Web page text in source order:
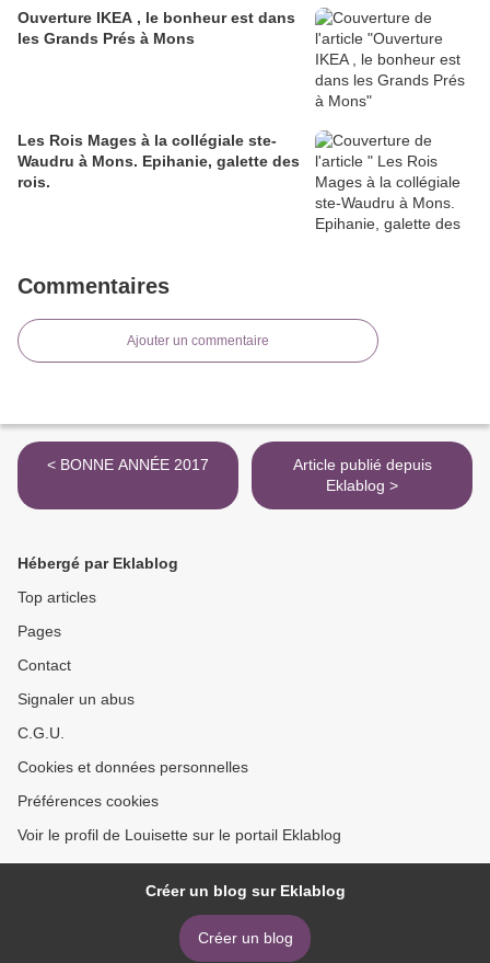
Ouverture IKEA , le bonheur est dans
les Grands Prés à Mons
Les Rois Mages à la collégiale ste-
Waudru à Mons. Epihanie, galette des
rois.
Commentaires
Ajouter un commentaire
< BONNE ANNÉE 2017
Article publié depuis
Eklablog >
Hébergé par Eklablog
Top articles
Pages
Contact
Signaler un abus
C.G.U.
Cookies et données personnelles
Préférences cookies
Voir le profil de Louisette sur le portail Eklablog
Créer un blog sur Eklablog
Créer un blog